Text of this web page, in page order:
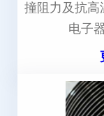
撞阻力及抗高
电子